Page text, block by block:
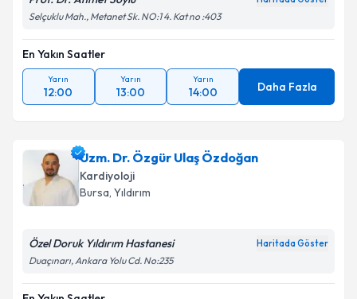
Prof. Dr. Ahmet Soylu
Selçuklu Mah., Metanet Sk. NO:1 4. Kat no :403
En Yakın Saatler
Yarın
12:00
Yarın
13:00
Yarın
14:00 Daha Fazla
Uzm. Dr. Özgür Ulaş Özdoğan
Kardiyoloji
Bursa, Yıldırım
Özel Doruk Yıldırım Hastanesi
Duaçınarı, Ankara Yolu Cd. No:235